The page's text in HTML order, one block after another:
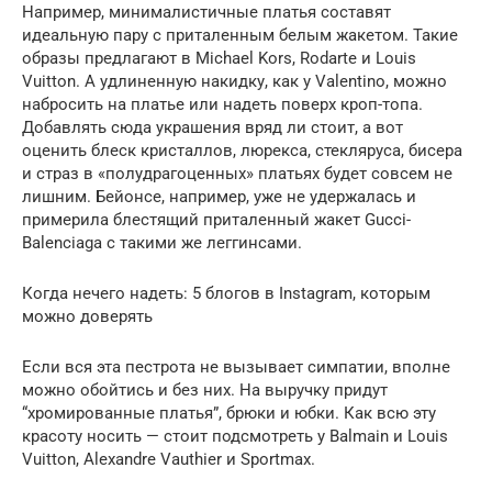
Например, минималистичные платья составят
идеальную пару с приталенным белым жакетом. Такие
образы предлагают в Michael Kors, Rodarte и Louis
Vuitton. А удлиненную накидку, как у Valentino, можно
набросить на платье или надеть поверх кроп-топа.
Добавлять сюда украшения вряд ли стоит, а вот
оценить блеск кристаллов, люрекса, стекляруса, бисера
и страз в «полудрагоценных» платьях будет совсем не
лишним. Бейонсе, например, уже не удержалась и
примерила блестящий приталенный жакет Gucci-
Balenciaga с такими же леггинсами.
Когда нечего надеть: 5 блогов в Instagram, которым
можно доверять
Если вся эта пестрота не вызывает симпатии, вполне
можно обойтись и без них. На выручку придут
“хромированные платья”, брюки и юбки. Как всю эту
красоту носить — стоит подсмотреть у Balmain и Louis
Vuitton, Alexandre Vauthier и Sportmax.